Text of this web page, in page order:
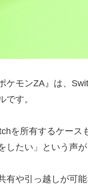
ケモンZA』は、
です。
を所有するケー
たい」という声が
有や引っ越しが可